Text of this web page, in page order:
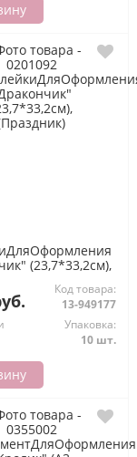
(23,7*33,2см),
Код товара:
13-949177
Упаковка:
10 шт.